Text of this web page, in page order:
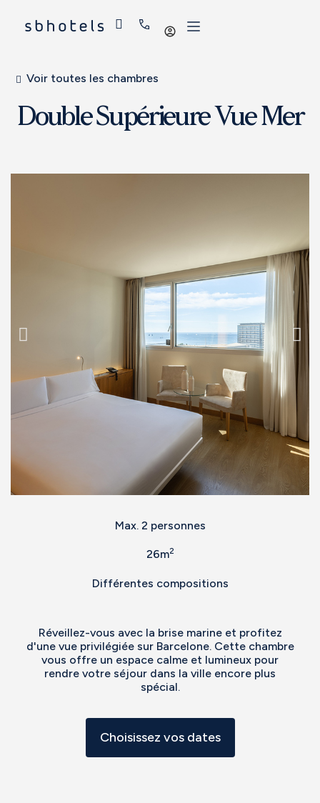
Se
Voir toutes les chambres
Double Supérieure Vue Mer
Max. 2 personnes
26m2
Différentes compositions
Réveillez-vous avec la brise marine et profitez
d'une vue privilégiée sur Barcelone. Cette chambre
vous offre un espace calme et lumineux pour
rendre votre séjour dans la ville encore plus
spécial.
Choisissez vos dates